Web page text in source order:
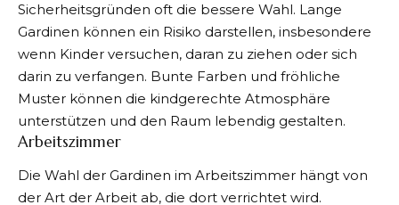
Sicherheitsgründen oft die bessere Wahl. Lange
Gardinen können ein Risiko darstellen, insbesondere
wenn Kinder versuchen, daran zu ziehen oder sich
darin zu verfangen. Bunte Farben und fröhliche
Muster können die kindgerechte Atmosphäre
unterstützen und den Raum lebendig gestalten.
Arbeitszimmer
Die Wahl der Gardinen im Arbeitszimmer hängt von
der Art der Arbeit ab, die dort verrichtet wird.